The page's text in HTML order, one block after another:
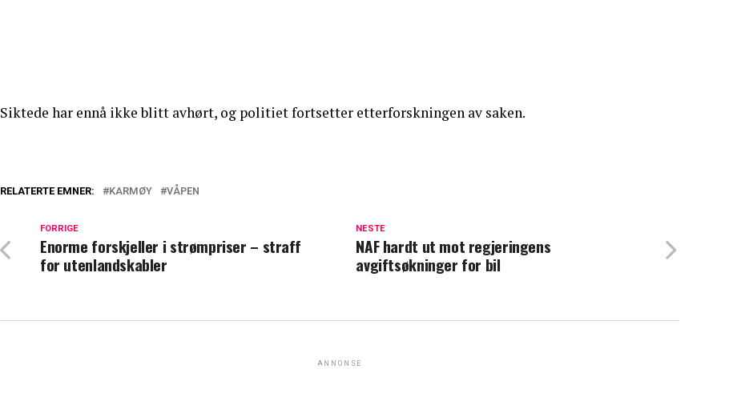
Siktede har ennå ikke blitt avhørt, og politiet fortsetter etterforskningen av saken.
RELATERTE EMNER: KARMØY VÅPEN
NESTE
NAF hardt ut mot regjeringens
avgiftsøkninger for bil
FORRIGE
Enorme forskjeller i strømpriser – straff
for utenlandskabler
ANNONSE